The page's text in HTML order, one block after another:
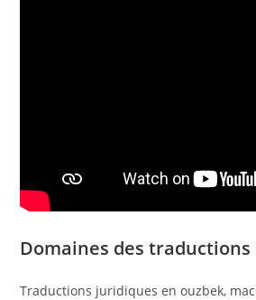
Domaines des traductions
Traductions juridiques en ouzbek,